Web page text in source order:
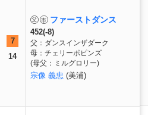
7
14
ファーストダンス
452(-8)
父：ダンスインザダーク
母：チェリーポピンズ
(母父：ミルグロリー)
宗像 義忠 (美浦)